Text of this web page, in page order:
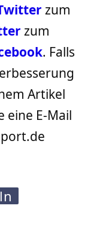
zum
zum
. Falls
Artikel
eine E-Mail